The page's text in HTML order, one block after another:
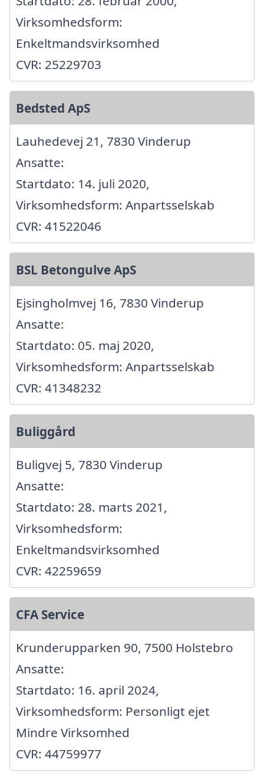
Virksomhedsform:
Enkeltmandsvirksomhed
CVR: 25229703
Bedsted ApS
Lauhedevej 21, 7830 Vinderup
Ansatte:
Startdato: 14. juli 2020,
Virksomhedsform: Anpartsselskab
CVR: 41522046
BSL Betongulve ApS
Ejsingholmvej 16, 7830 Vinderup
Ansatte:
Startdato: 05. maj 2020,
Virksomhedsform: Anpartsselskab
CVR: 41348232
Buliggård
Buligvej 5, 7830 Vinderup
Ansatte:
Startdato: 28. marts 2021,
Virksomhedsform:
Enkeltmandsvirksomhed
CVR: 42259659
CFA Service
Krunderupparken 90, 7500 Holstebro
Ansatte:
Startdato: 16. april 2024,
Virksomhedsform: Personligt ejet
Mindre Virksomhed
CVR: 44759977